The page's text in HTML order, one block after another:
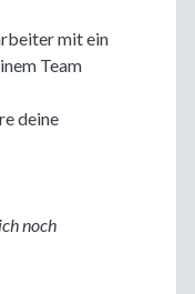
mit ein
Team
deine
noch